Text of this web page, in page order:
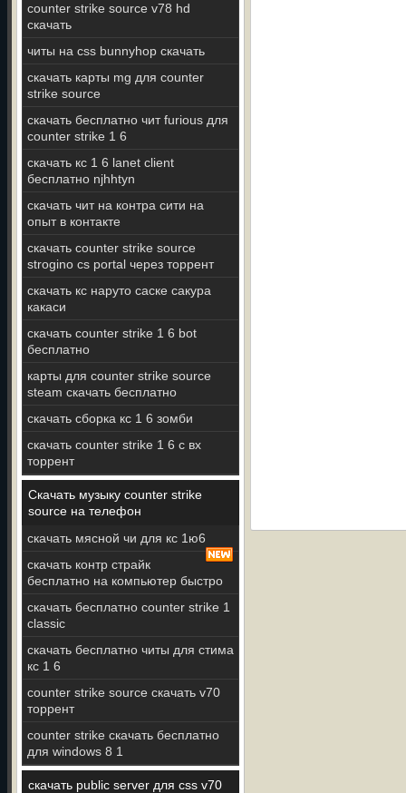
counter strike source v78 hd
скачать
читы на css bunnyhop скачать
скачать карты mg для counter
strike source
скачать бесплатно чит furious для
counter strike 1 6
скачать кс 1 6 lanet client
бесплатно njhhtyn
скачать чит на контра сити на
опыт в контакте
скачать counter strike source
strogino cs portal через торрент
скачать кс наруто саске сакура
какаси
скачать counter strike 1 6 bot
бесплатно
карты для counter strike source
steam скачать бесплатно
скачать сборка кс 1 6 зомби
скачать counter strike 1 6 с вх
торрент
Скачать музыку counter strike
source на телефон
скачать мясной чи для кс 1ю6
скачать контр страйк
бесплатно на компьютер быстро
скачать бесплатно counter strike 1
classic
скачать бесплатно читы для стима
кс 1 6
counter strike source скачать v70
торрент
counter strike скачать бесплатно
для windows 8 1
скачать public server для css v70